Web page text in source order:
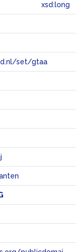
xsd:long
set/gtaa